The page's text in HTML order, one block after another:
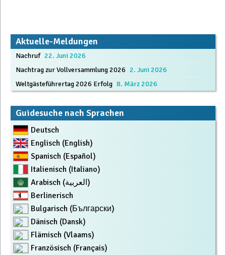
Beitrags-
Navigation
Aktuelle-Meldungen
Nachruf 22. Juni 2026
Nachtrag zur Vollversammlung 2026 2. Juni 2026
Weltgästeführertag 2026 Erfolg 8. März 2026
Guidesuche nach Sprachen
Deutsch
Englisch (English)
Spanisch (Español)
Italienisch (Italiano)
Arabisch (العربية)
Berlinerisch
Bulgarisch (Български)
Dänisch (Dansk)
Flämisch (Vlaams)
Französisch (Français)